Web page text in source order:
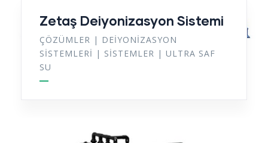
Zetaş Deiyonizasyon Sistemi
ÇÖZÜMLER | DEIYONIZASYON
SISTEMLERI | SISTEMLER | ULTRA SAF
SU